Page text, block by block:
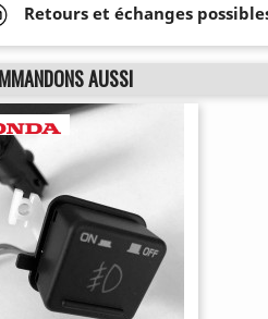
Retours et échanges
AUSSI